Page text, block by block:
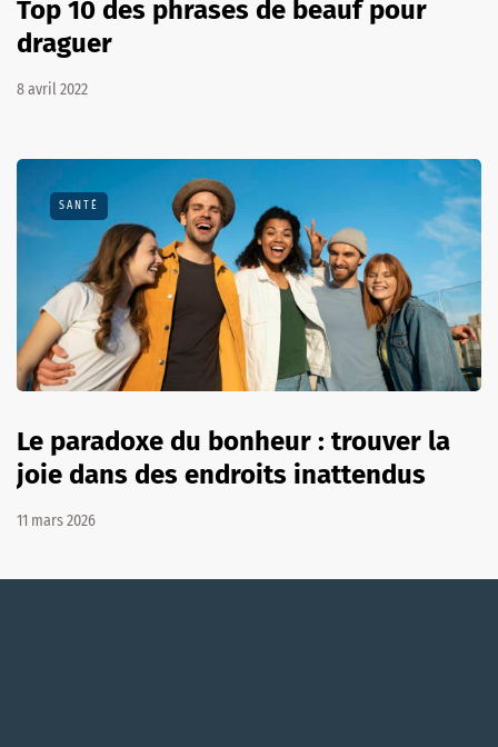
Top 10 des phrases de beauf pour
draguer
8 avril 2022
SANTÉ
Le paradoxe du bonheur : trouver la
joie dans des endroits inattendus
11 mars 2026